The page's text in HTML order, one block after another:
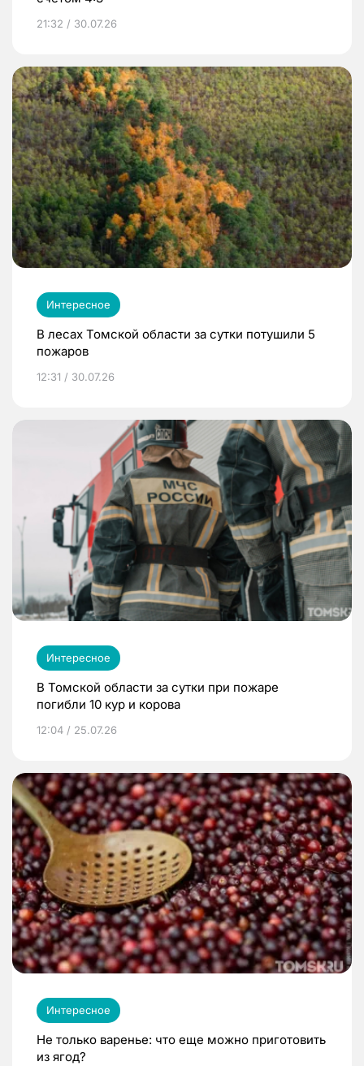
21:32 / 30.07.26
Интересное
В лесах Томской области за сутки потушили 5
пожаров
12:31 / 30.07.26
Интересное
В Томской области за сутки при пожаре
погибли 10 кур и корова
12:04 / 25.07.26
Интересное
Не только варенье: что еще можно приготовить
из ягод?